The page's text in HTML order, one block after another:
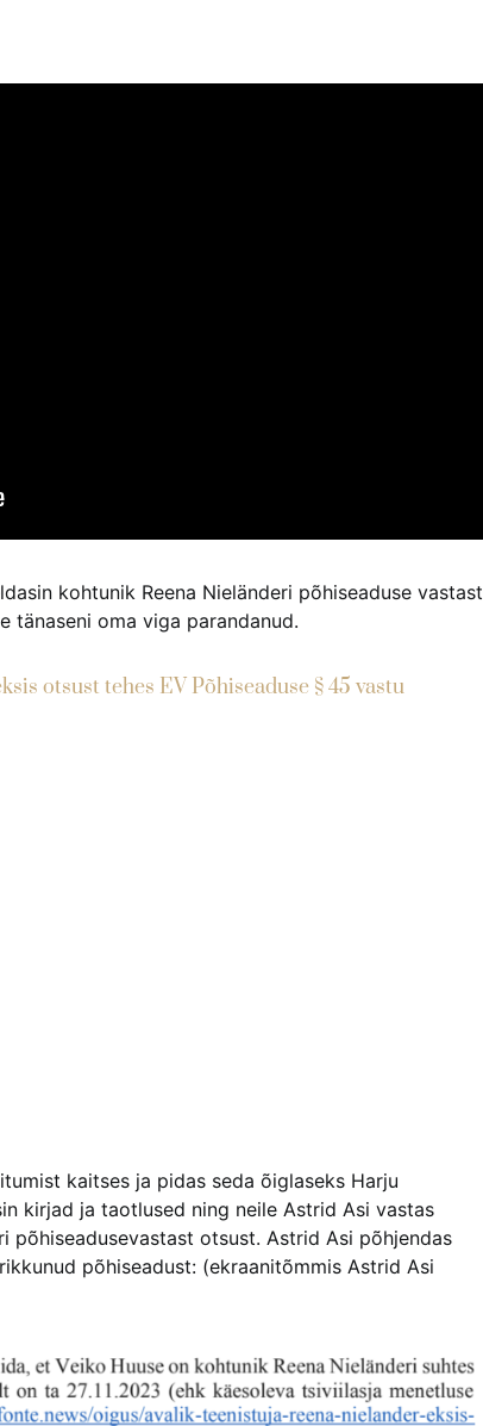
kohtunik Reena Nieländeri põhiseaduse vastast
tänaseni oma viga parandanud.
otsust tehes EV Põhiseaduse § 45 vastu
kaitses ja pidas seda õiglaseks Harju
kirjad ja taotlused ning neile Astrid Asi vastas
põhiseadusevastast otsust. Astrid Asi põhjendas
põhiseadust: (ekraanitõmmis Astrid Asi